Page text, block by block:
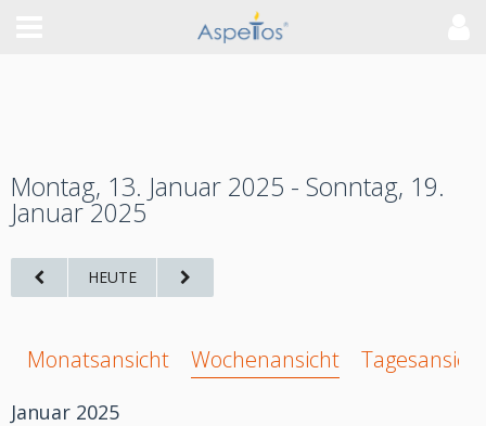
Montag, 13. Januar 2025 - Sonntag, 19.
Januar 2025
HEUTE
Monatsansicht Wochenansicht Tagesansicht
Januar 2025